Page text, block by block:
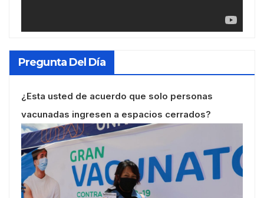
Pregunta Del Día
¿Esta usted de acuerdo que solo personas
vacunadas ingresen a espacios cerrados?